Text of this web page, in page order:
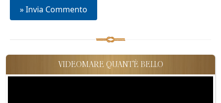
VIDEOMARE QUANT'È BELLO